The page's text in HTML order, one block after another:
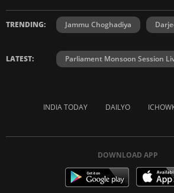
TRENDING: Jammu Choghadiya
LATEST: Parliament Monsoon Session
INDIA TODAY DAILYO
DOWNLOAD APP